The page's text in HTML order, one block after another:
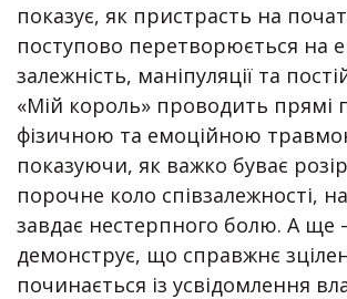
показує, як пристрасть на
поступово перетворюється на
залежність, маніпуляції та
«Мій король» проводить прямі
фізичною та емоційною
показуючи, як важко буває
порочне коло співзалежності,
завдає нестерпного болю. А ще
демонструє, що справжнє
починається із усвідомлення